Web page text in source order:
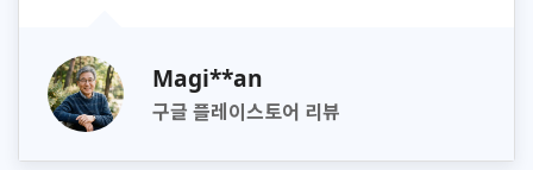
Magi**an
구글 플레이스토어 리뷰